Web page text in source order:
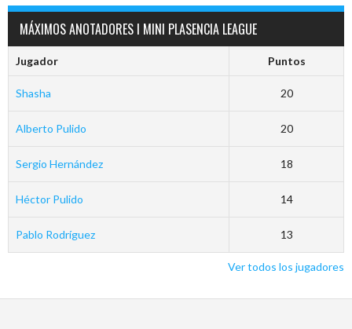
MÁXIMOS ANOTADORES I MINI PLASENCIA LEAGUE
Jugador Puntos
Shasha 20
Alberto Pulido 20
Sergio Hernández 18
Héctor Pulido 14
Pablo Rodríguez 13
Ver todos los jugadores